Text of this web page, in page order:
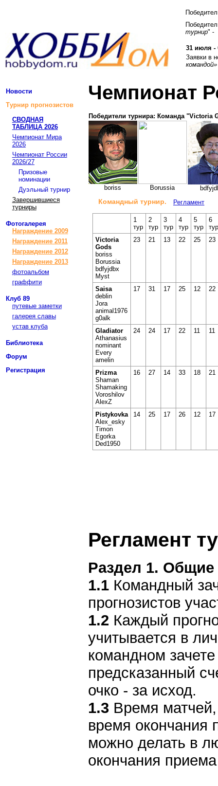
турнир" -
31 июля -
Заявки в
командой»
Новости
Турнир прогнозистов
СВОДНАЯ
ТАБЛИЦА 2026
Чемпионат Мира
2026
Чемпионат России
2026/27
Призовые
номинации
Дуэльный турнир
Завершившиеся
турниры
Фотогалерея
Награждение 2009
Награждение 2011
Награждение 2012
Награждение 2013
фотоальбом
граффити
Клуб 89
путевые заметки
галерея славы
устав клуба
Библиотека
Форум
Регистрация
Чемпионат
Победители турнира: Команда "Victoria
boriss Borussia
Командный турнир. Регламент
1
тур
2
тур
3
тур
4
тур
5
тур
6
тур
Victoria
Gods
boriss
Borussia
bdfyjdbx
Myst
23 21 13 22 25 23
Saisa
deblin
Jora
animal1976
g0alk
17 31 17 25 12 22
Gladiator
Athanasius
nominant
Every
amelin
24 24 17 22 11 11
Prizma
Shaman
Shamaking
Voroshilov
AlexZ
16 27 14 33 18 21
Pistykovka
Alex_esky
Timon
Egorka
Ded1950
14 25 17 26 12 17
Регламент
Раздел 1.
1.1 Командный
прогнозистов
1.2 Каждый
учитывается в
командном
предсказанный
очко - за исход.
1.3 Время
время окончания
можно делать в
окончания